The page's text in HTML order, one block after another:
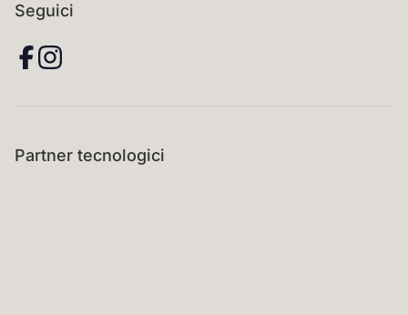
Seguici
Partner tecnologici